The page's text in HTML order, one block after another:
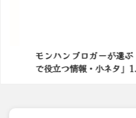
「ライズ
弱者男性がモン
した時にありが